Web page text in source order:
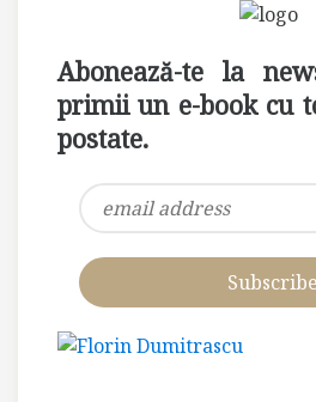
Abonează-te la
primii un e-book cu
postate.